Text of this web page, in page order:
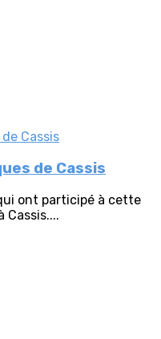
de Cassis
ont participé à cette
Cassis....